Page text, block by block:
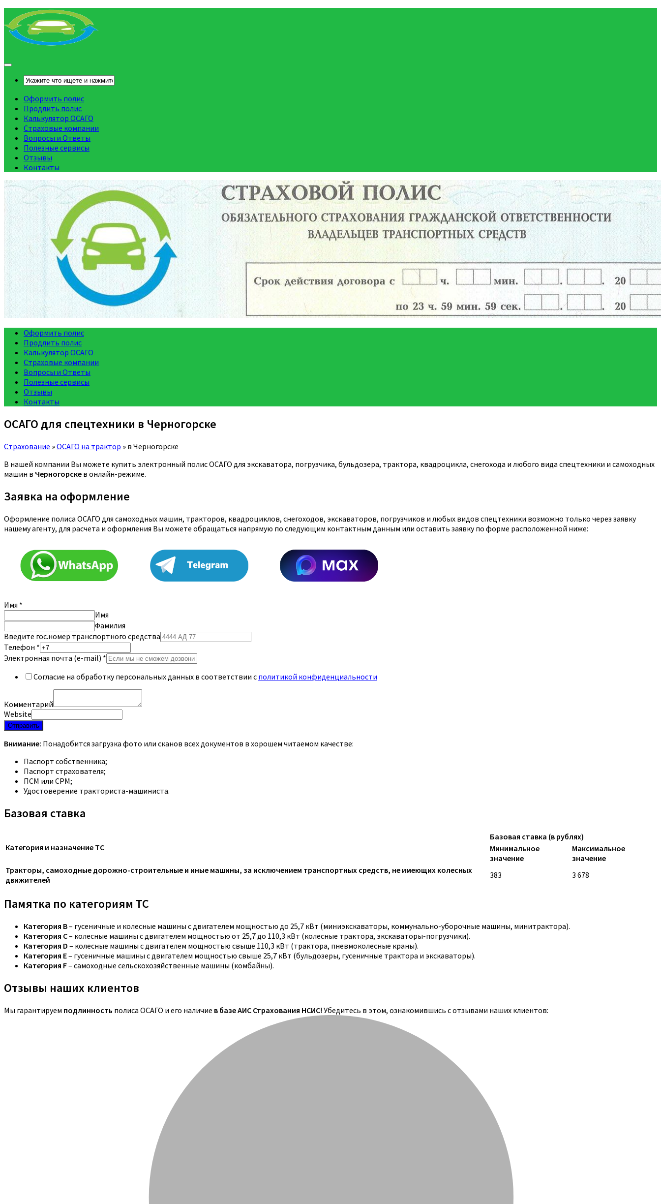
Оформить полис
Продлить полис
Калькулятор ОСАГО
Страховые компании
Вопросы и Ответы
Полезные сервисы
Отзывы
Контакты
Оформить полис
Продлить полис
Калькулятор ОСАГО
Страховые компании
Вопросы и Ответы
Полезные сервисы
Отзывы
Контакты
ОСАГО для спецтехники в Черногорске
Страхование »ОСАГО на трактор » в Черногорске
В нашей компании Вы можете купить электронный полис ОСАГО для экскаватора, погрузчика, бульдозера, трактора, квадроцикла, снегохода и любого вида спецтехники и самоходных
машин в Черногорске в онлайн-режиме.
Заявка на оформление
Оформление полиса ОСАГО для самоходных машин, тракторов, квадроциклов, снегоходов, экскаваторов, погрузчиков и любых видов спецтехники возможно только через заявку
нашему агенту, для расчета и оформления Вы можете обращаться напрямую по следующим контактным данным или оставить заявку по форме расположенной ниже:
Имя *
Имя
Фамилия
Введите гос.номер транспортного средства
Телефон *
Электронная почта (e-mail) *
Согласие на обработку персональных данных в соответствии с политикой конфиденциальности
Комментарий
Website
Отправить
Внимание: Понадобится загрузка фото или сканов всех документов в хорошем читаемом качестве:
Паспорт собственника;
Паспорт страхователя;
ПСМ или СРМ;
Удостоверение тракториста-машиниста.
Базовая ставка
Категория и назначение ТС
Базовая ставка (в рублях)
Минимальное
значение
Максимальное
значение
Тракторы, самоходные дорожно-строительные и иные машины, за исключением транспортных средств, не имеющих колесных
движителей
383 3 678
Памятка по категориям ТС
Категория B– гусеничные и колесные машины с двигателем мощностью до 25,7 кВт (миниэкскаваторы, коммунально-уборочные машины, минитрактора).
Категория C– колесные машины с двигателем мощностью от 25,7 до 110,3 кВт (колесные трактора, экскаваторы-погрузчики).
Категория D – колесные машины с двигателем мощностью свыше 110,3 кВт (трактора, пневмоколесные краны).
Категория E– гусеничные машины с двигателем мощностью свыше 25,7 кВт (бульдозеры, гусеничные трактора и экскаваторы).
Категория F– самоходные сельскохозяйственные машины (комбайны).
Отзывы наших клиентов
Мы гарантируем подлинность полиса ОСАГО и его наличие в базе АИС Страхования НСИС! Убедитесь в этом, ознакомившись с отзывами наших клиентов: